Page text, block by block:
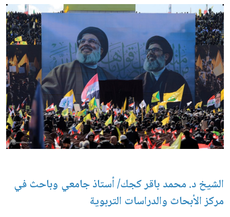
الشيخ د. محمد باقر كجك/ أستاذ جامعي وباحث في
مركز الأبحاث والدراسات التربوية